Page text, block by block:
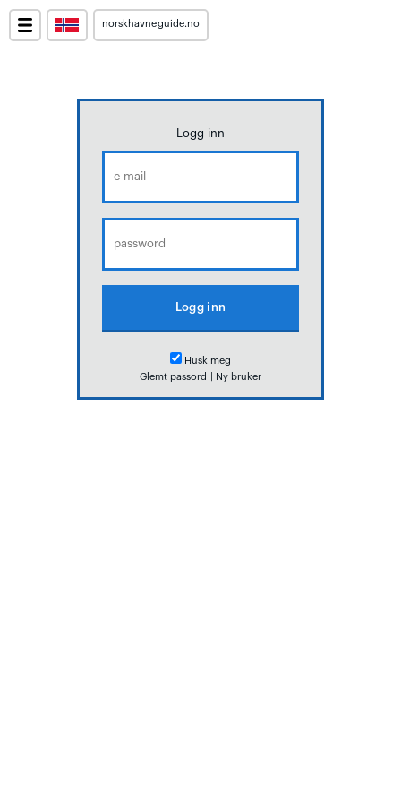
norskhavneguide.no
Logg inn
Husk meg
Glemt passord
Ny bruker